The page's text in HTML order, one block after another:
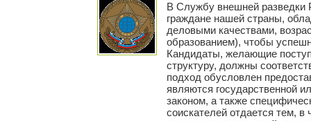
В Службу внешней
граждане нашей страны,
деловыми качествами,
образованием), чтобы
Кандидаты, желающие
структуру, должны
подход обусловлен
являются государственной
законом, а также
соискателей отдается тем,